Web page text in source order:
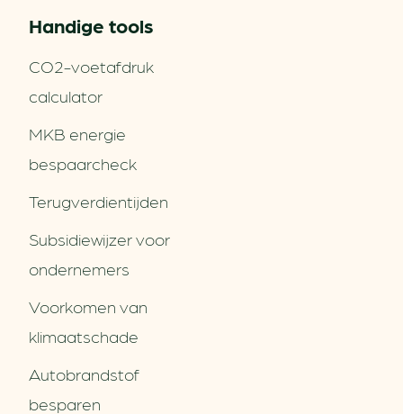
Handige tools
CO2-voetafdruk
calculator
MKB energie
bespaarcheck
Terugverdien­tijden
Subsidiewijzer voor
ondernemers
Voorkomen van
klimaatschade
Autobrandstof
besparen